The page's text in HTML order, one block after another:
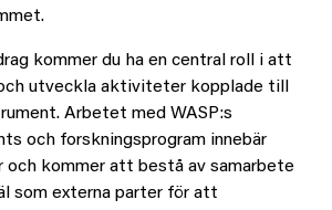
kommer du ha en central roll i att
utveckla aktiviteter kopplade till
Arbetet med WASP:s
och forskningsprogram innebär
kommer att bestå av samarbete
som externa parter för att